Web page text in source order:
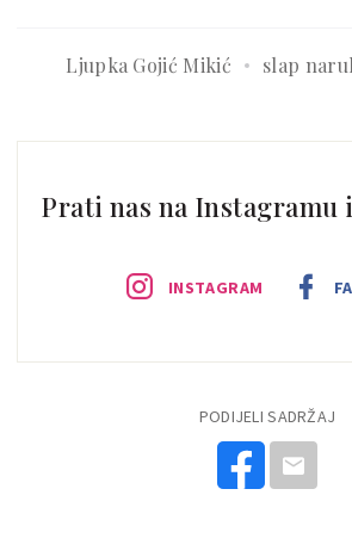
Ljupka Gojić Mikić slap
Prati nas na Instagramu
INSTAGRAM
PODIJELI SADRŽAJ